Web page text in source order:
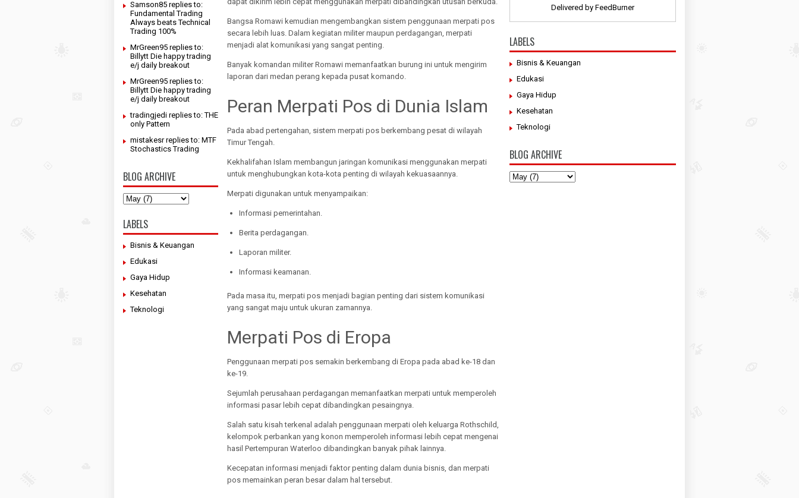
Samson85 replies to:
Fundamental Trading
Always beats Technical
Trading 100%
MrGreen95 replies to:
Billytt Die happy trading
e/j daily breakout
MrGreen95 replies to:
Billytt Die happy trading
e/j daily breakout
tradingjedi replies to: THE
only Pattern
mistakesr replies to: MTF
Stochastics Trading
BLOG ARCHIVE
LABELS
Bisnis & Keuangan
Edukasi
Gaya Hidup
Kesehatan
Teknologi
Bangsa Romawi kemudian mengembangkan sistem penggunaan merpati pos
secara lebih luas. Dalam kegiatan militer maupun perdagangan, merpati
menjadi alat komunikasi yang sangat penting.
Banyak komandan militer Romawi memanfaatkan burung ini untuk mengirim
laporan dari medan perang kepada pusat komando.
Peran Merpati Pos di Dunia Islam
Pada abad pertengahan, sistem merpati pos berkembang pesat di wilayah
Timur Tengah.
Kekhalifahan Islam membangun jaringan komunikasi menggunakan merpati
untuk menghubungkan kota-kota penting di wilayah kekuasaannya.
Merpati digunakan untuk menyampaikan:
Informasi pemerintahan.
Berita perdagangan.
Laporan militer.
Informasi keamanan.
Pada masa itu, merpati pos menjadi bagian penting dari sistem komunikasi
yang sangat maju untuk ukuran zamannya.
Merpati Pos di Eropa
Penggunaan merpati pos semakin berkembang di Eropa pada abad ke-18 dan
ke-19.
Sejumlah perusahaan perdagangan memanfaatkan merpati untuk memperoleh
informasi pasar lebih cepat dibandingkan pesaingnya.
Salah satu kisah terkenal adalah penggunaan merpati oleh keluarga Rothschild,
kelompok perbankan yang konon memperoleh informasi lebih cepat mengenai
hasil Pertempuran Waterloo dibandingkan banyak pihak lainnya.
Kecepatan informasi menjadi faktor penting dalam dunia bisnis, dan merpati
pos memainkan peran besar dalam hal tersebut.
Delivered by FeedBurner
LABELS
Bisnis & Keuangan
Edukasi
Gaya Hidup
Kesehatan
Teknologi
BLOG ARCHIVE